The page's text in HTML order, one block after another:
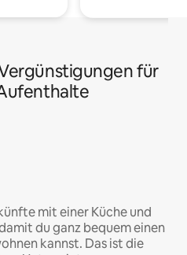
für
mit einer Küche und
du ganz bequem einen
kannst. Das ist die